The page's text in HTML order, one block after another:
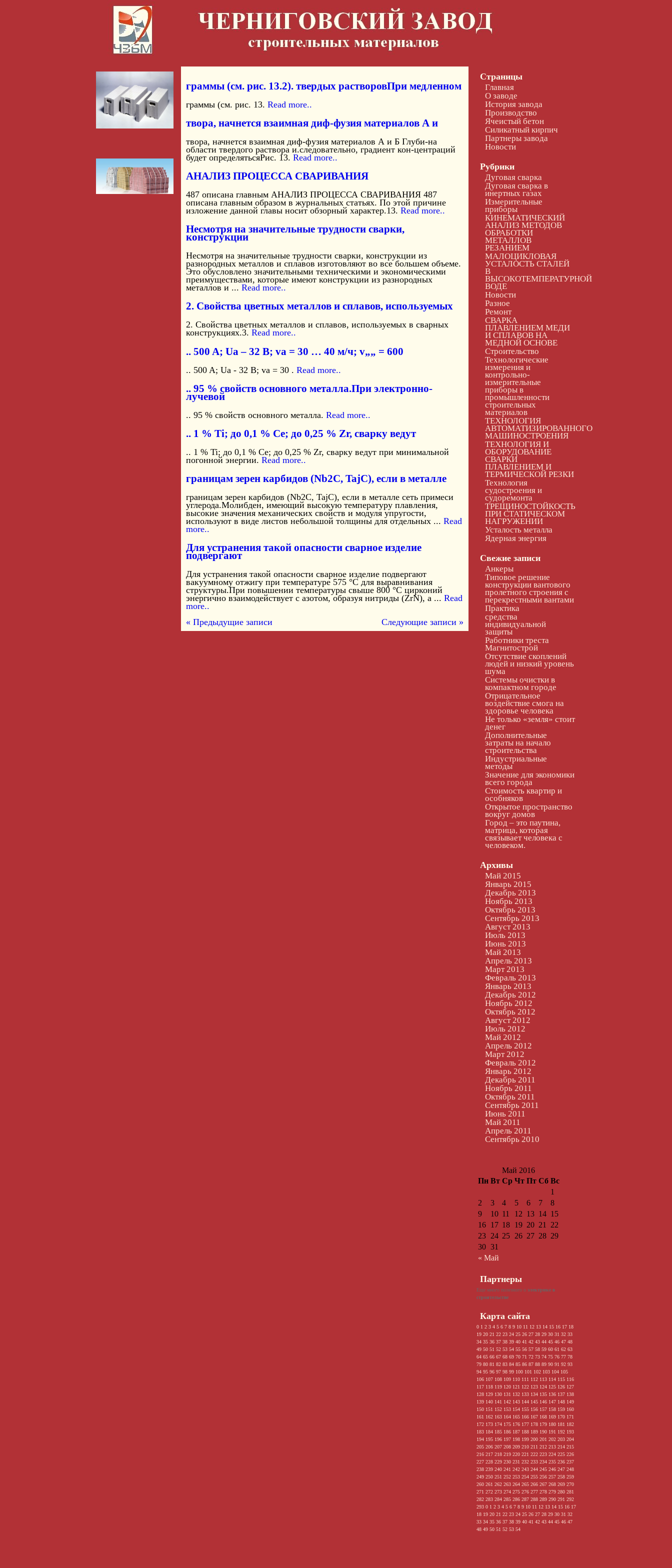
Страницы
Главная
О заводе
История завода
Производство
Ячеистый бетон
Силикатный кирпич
Партнеры завода
Новости
Рубрики
Дуговая сварка
Дуговая сварка в
инертных газах
Измерительные
приборы
КИНЕМАТИЧЕСКИЙ
АНАЛИЗ МЕТОДОВ
ОБРАБОТКИ
МЕТАЛЛОВ
РЕЗАНИЕМ
МАЛОЦИКЛОВАЯ
УСТАЛОСТЬ СТАЛЕЙ
В
ВЫСОКОТЕМПЕРАТУРНОЙ
ВОДЕ
Новости
Разное
Ремонт
СВАРКА
ПЛАВЛЕНИЕМ МЕДИ
И СПЛАВОВ НА
МЕДНОЙ ОСНОВЕ
Строительство
Технологические
измерения и
контрольно-
измерительные
приборы в
промышленности
строительных
материалов
ТЕХНОЛОГИЯ
АВТОМАТИЗИРОВАННОГО
МАШИНОСТРОЕНИЯ
ТЕХНОЛОГИЯ И
ОБОРУДОВАНИЕ
СВАРКИ
ПЛАВЛЕНИЕМ И
ТЕРМИЧЕСКОЙ РЕЗКИ
Технология
судостроения и
судоремонта
ТРЕЩИНОСТОЙКОСТЬ
ПРИ СТАТИЧЕСКОМ
НАГРУЖЕНИИ
Усталость металла
Ядерная энергия
Свежие записи
Анкеры
Типовое решение
конструкции вантового
пролетного строения с
перекрестными вантами
Практика
средства
индивидуальной
защиты
Работники треста
Магнитострой
Отсутствие скоплений
людей и низкий уровень
шума
Системы очистки в
компактном городе
Отрицательное
воздействие смога на
здоровье человека
Не только «земля» стоит
денег
Дополнительные
затраты на начало
строительства
Индустриальные
методы
Значение для экономики
всего города
Стоимость квартир и
особняков
Открытое пространство
вокруг домов
Город – это паутина,
матрица, которая
связывает человека с
человеком.
Архивы
Май 2015
Январь 2015
Декабрь 2013
Ноябрь 2013
Октябрь 2013
Сентябрь 2013
Август 2013
Июль 2013
Июнь 2013
Май 2013
Апрель 2013
Март 2013
Февраль 2013
Январь 2013
Декабрь 2012
Ноябрь 2012
Октябрь 2012
Август 2012
Июль 2012
Май 2012
Апрель 2012
Март 2012
Февраль 2012
Январь 2012
Декабрь 2011
Ноябрь 2011
Октябрь 2011
Сентябрь 2011
Июнь 2011
Май 2011
Апрель 2011
Сентябрь 2010
Май 2016
Пн Вт Ср Чт Пт Сб Вс
« Май
1
2
3 4 5 6 7
8
9
10 11 12 13 14 15
16
17 18 19 20 21
22
23
24 25 26 27 28 29
30 31
Партнеры
Еще много полезного о электрике в
строительстве
Карта сайта
0 1 2 3 4 5 6 7 8 9 10 11 12 13 14 15 16 17 18
19 20 21 22 23 24 25 26 27 28 29 30 31 32 33
34 35 36 37 38 39 40 41 42 43 44 45 46 47 48
49 50 51 52 53 54 55 56 57 58 59 60 61 62 63
64 65 66 67 68 69 70 71 72 73 74 75 76 77 78
79 80 81 82 83 84 85 86 87 88 89 90 91 92 93
94 95 96 97 98 99 100 101 102 103 104 105
106 107 108 109 110 111 112 113 114 115 116
117 118 119 120 121 122 123 124 125 126 127
128 129 130 131 132 133 134 135 136 137 138
139 140 141 142 143 144 145 146 147 148 149
150 151 152 153 154 155 156 157 158 159 160
161 162 163 164 165 166 167 168 169 170 171
172 173 174 175 176 177 178 179 180 181 182
183 184 185 186 187 188 189 190 191 192 193
194 195 196 197 198 199 200 201 202 203 204
205 206 207 208 209 210 211 212 213 214 215
216 217 218 219 220 221 222 223 224 225 226
227 228 229 230 231 232 233 234 235 236 237
238 239 240 241 242 243 244 245 246 247 248
249 250 251 252 253 254 255 256 257 258 259
260 261 262 263 264 265 266 267 268 269 270
271 272 273 274 275 276 277 278 279 280 281
282 283 284 285 286 287 288 289 290 291 292
293 0 1 2 3 4 5 6 7 8 9 10 11 12 13 14 15 16 17
18 19 20 21 22 23 24 25 26 27 28 29 30 31 32
33 34 35 36 37 38 39 40 41 42 43 44 45 46 47
48 49 50 51 52 53 54
граммы (см. рис. 13.2). твердых растворовПри медленном
граммы (см. рис. 13. Read more..
твора, начнется взаимная диф-фузия материалов А и
твора, начнется взаимная диф-фузия материалов А и Б Глуби-на
области твердого раствора и.следовательно, градиент кон-центраций
будет определятьсяРис. 13. Read more..
АНАЛИЗ ПРОЦЕССА СВАРИВАНИЯ
487 описана главным АНАЛИЗ ПРОЦЕССА СВАРИВАНИЯ 487
описана главным образом в журнальных статьях. По этой причине
изложение данной главы носит обзорный характер.13. Read more..
Несмотря на значительные трудности сварки,
конструкции
Несмотря на значительные трудности сварки, конструкции из
разнородных металлов и сплавов изготовляют во все большем объеме.
Это обусловлено значительными техническими и экономическими
преимуществами, которые имеют конструкции из разнородных
металлов и ... Read more..
2. Свойства цветных металлов и сплавов, используемых
2. Свойства цветных металлов и сплавов, используемых в сварных
конструкциях.3. Read more..
.. 500 A; Ua – 32 В; va = 30 … 40 м/ч; v„„ = 600
.. 500 A; Ua - 32 В; va = 30 . Read more..
.. 95 % свойств основного металла.При электронно-
лучевой
.. 95 % свойств основного металла. Read more..
.. 1 % Ti; до 0,1 % Се; до 0,25 % Zr, сварку ведут
.. 1 % Ti; до 0,1 % Се; до 0,25 % Zr, сварку ведут при минимальной
погонной энергии. Read more..
границам зерен карбидов (Nb2C, TajC), если в металле
границам зерен карбидов (Nb2C, TajC), если в металле сеть примеси
углерода.Молибден, имеющий высокую температуру плавления,
высокие значения механических свойств и модуля упругости,
используют в виде листов небольшой толщины для отдельных ... Read
more..
Для устранения такой опасности сварное изделие
подвергают
Для устранения такой опасности сварное изделие подвергают
вакуумному отжигу при температуре 575 °С для выравнивания
структуры.При повышении температуры свыше 800 °С цирконий
энергично взаимодействует с азотом, образуя нитриды (ZrN), а ... Read
more..
« Предыдущие записи
Следующие записи »